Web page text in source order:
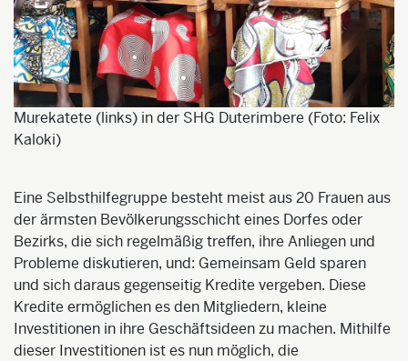
Murekatete (links) in der SHG Duterimbere (Foto: Felix
Kaloki)
Eine Selbsthilfegruppe besteht meist aus 20 Frauen aus
der ärmsten Bevölkerungsschicht eines Dorfes oder
Bezirks, die sich regelmäßig treffen, ihre Anliegen und
Probleme diskutieren, und: Gemeinsam Geld sparen
und sich daraus gegenseitig Kredite vergeben. Diese
Kredite ermöglichen es den Mitgliedern, kleine
Investitionen in ihre Geschäftsideen zu machen. Mithilfe
dieser Investitionen ist es nun möglich, die